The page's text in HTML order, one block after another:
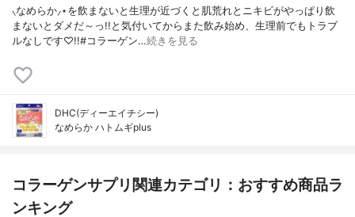
⸜なめらか⸝⋆を飲まないと生理が近づくと肌荒れとニキビがやっぱり飲
まないとダメだ～っ!!と気付いてからまた飲み始め、生理前でもトラブ
ルなしです♡!!#コラーゲン…続きを見る
DHC(ディーエイチシー)
なめらか ハトムギplus
コラーゲンサプリ関連カテゴリ：おすすめ商品ラ
ンキング